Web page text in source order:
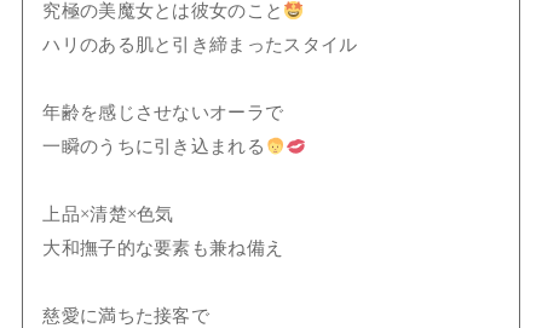
究極の美魔女とは彼女のこと
ハリのある肌と引き締まったスタイル
年齢を感じさせないオーラで
一瞬のうちに引き込まれる
上品×清楚×色気
大和撫子的な要素も兼ね備え
慈愛に満ちた接客で